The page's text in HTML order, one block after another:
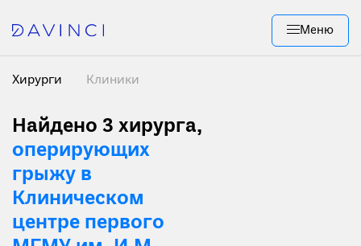
Меню
Хирурги Клиники
Найдено 3 хирурга,
оперирующих
грыжу в
Клиническом
центре первого